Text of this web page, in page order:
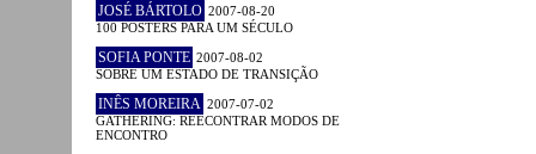
JOSÉ BÁRTOLO 2007-08-20
100 POSTERS PARA UM SÉCULO
SOFIA PONTE 2007-08-02
SOBRE UM ESTADO DE TRANSIÇÃO
INÊS MOREIRA 2007-07-02
GATHERING: REECONTRAR MODOS DE
ENCONTRO